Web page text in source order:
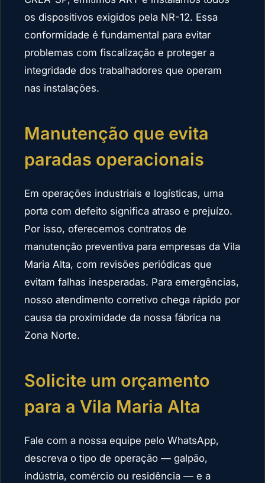
os dispositivos exigidos pela NR-12. Essa
conformidade é fundamental para evitar
problemas com fiscalização e proteger a
integridade dos trabalhadores que operam
nas instalações.
Manutenção que evita
paradas operacionais
Em operações industriais e logísticas, uma
porta com defeito significa atraso e prejuízo.
Por isso, oferecemos contratos de
manutenção preventiva para empresas da Vila
Maria Alta, com revisões periódicas que
evitam falhas inesperadas. Para emergências,
nosso atendimento corretivo chega rápido por
causa da proximidade da nossa fábrica na
Zona Norte.
Solicite um orçamento
para a Vila Maria Alta
Fale com a nossa equipe pelo WhatsApp,
descreva o tipo de operação — galpão,
indústria, comércio ou residência — e a